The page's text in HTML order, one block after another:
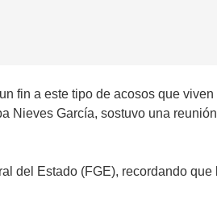
fin a este tipo de acosos que viven
Nieves García, sostuvo una
del Estado (FGE), recordando que